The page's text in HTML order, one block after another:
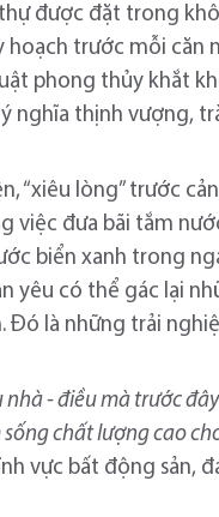
được đặt trong
trước mỗi căn
phong thủy khắt
nghĩa thịnh vượng,
“xiêu lòng” trước
việc đưa bãi tắm
biển xanh trong
yêu có thể gác lại
Đó là những trải
- điều mà trước
chất lượng cao
vực bất động sản,